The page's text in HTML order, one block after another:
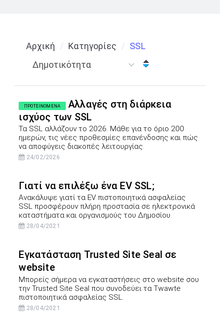
Αρχική Κατηγορίες SSL
ΠΡΟΤΕΙΝΟΜΕΝΑ
Αλλαγές στη διάρκεια
ισχύος των SSL
Τα SSL αλλάζουν το 2026. Μάθε για το όριο 200
ημερών, τις νέες προθεσμίες επανένδοσης και πώς
να αποφύγεις διακοπές λειτουργίας.
24/02/2026
Γιατί να επιλέξω ένα EV SSL;
Ανακάλυψε γιατί τα EV πιστοποιητικά ασφαλείας
SSL προσφέρουν πλήρη προστασία σε ηλεκτρονικά
καταστήματα και οργανισμούς του Δημοσίου.
28/04/2021
Εγκατάσταση Trusted Site Seal σε
website
Μπορείς σήμερα να εγκαταστήσεις στο website σου
την Trusted Site Seal που συνοδεύει τα Twawte
πιστοποιητικά ασφαλείας SSL.
28/04/2021